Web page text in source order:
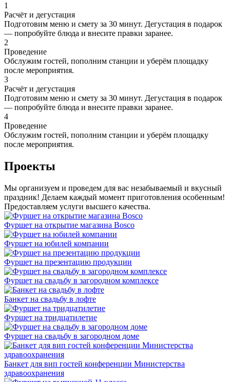
1
Расчёт и дегустация
Подготовим меню и смету за 30 минут. Дегустация в подарок
— попробуйте блюда и внесите правки заранее.
2
Проведение
Обслужим гостей, пополним станции и уберём площадку
после мероприятия.
3
Расчёт и дегустация
Подготовим меню и смету за 30 минут. Дегустация в подарок
— попробуйте блюда и внесите правки заранее.
4
Проведение
Обслужим гостей, пополним станции и уберём площадку
после мероприятия.
Проекты
Мы организуем и проведем для вас незабываемый и вкусный
праздник! Делаем каждый момент приготовления особенным!
Предоставляем услуги высшего качества.
Фуршет на открытие магазина Bosco
Фуршет на юбилей компании
Фуршет на презентацию продукции
Фуршет на свадьбу в загородном комплексе
Банкет на свадьбу в лофте
Фуршет на тридцатилетие
Фуршет на свадьбу в загородном доме
Банкет для вип гостей конференции Министерства
здравоохранения